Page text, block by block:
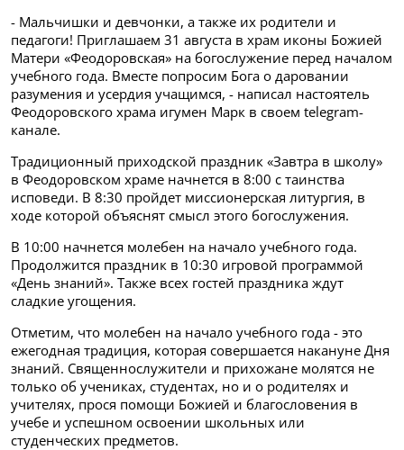
- Мальчишки и девчонки, а также их родители и
педагоги! Приглашаем 31 августа в храм иконы Божией
Матери «Феодоровская» на богослужение перед началом
учебного года. Вместе попросим Бога о даровании
разумения и усердия учащимся, - написал настоятель
Феодоровского храма игумен Марк в своем telegram-
канале.
Традиционный приходской праздник «Завтра в школу»
в Феодоровском храме начнется в 8:00 с таинства
исповеди. В 8:30 пройдет миссионерская литургия, в
ходе которой объяснят смысл этого богослужения.
В 10:00 начнется молебен на начало учебного года.
Продолжится праздник в 10:30 игровой программой
«День знаний». Также всех гостей праздника ждут
сладкие угощения.
Отметим, что молебен на начало учебного года - это
ежегодная традиция, которая совершается накануне Дня
знаний. Священнослужители и прихожане молятся не
только об учениках, студентах, но и о родителях и
учителях, прося помощи Божией и благословения в
учебе и успешном освоении школьных или
студенческих предметов.